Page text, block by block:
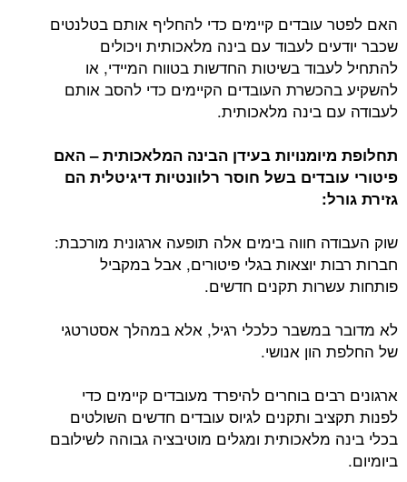
האם לפטר עובדים קיימים כדי להחליף אותם בטלנטים
שכבר יודעים לעבוד עם בינה מלאכותית ויכולים
להתחיל לעבוד בשיטות החדשות בטווח המיידי, או
להשקיע בהכשרת העובדים הקיימים כדי להסב אותם
לעבודה עם בינה מלאכותית.
תחלופת מיומנויות בעידן הבינה המלאכותית – האם
פיטורי עובדים בשל חוסר רלוונטיות דיגיטלית הם
גזירת גורל:
שוק העבודה חווה בימים אלה תופעה ארגונית מורכבת:
חברות רבות יוצאות בגלי פיטורים, אבל במקביל
פותחות עשרות תקנים חדשים.
לא מדובר במשבר כלכלי רגיל, אלא במהלך אסטרטגי
של החלפת הון אנושי.
ארגונים רבים בוחרים להיפרד מעובדים קיימים כדי
לפנות תקציב ותקנים לגיוס עובדים חדשים השולטים
בכלי בינה מלאכותית ומגלים מוטיבציה גבוהה לשילובם
ביומיום.